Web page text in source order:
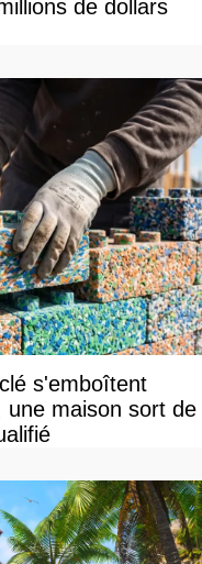
de dollars
s'emboîtent
maison sort de